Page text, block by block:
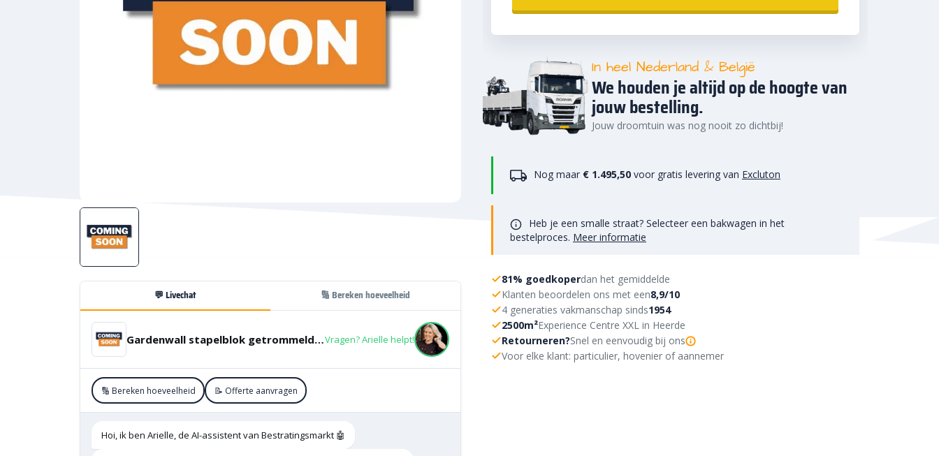
💬 Livechat 🔢 Bereken hoeveelheid
Gardenwall stapelblok getrommeld 27/22x18x12 GrezzoVragen? Arielle helpt!
🔢 Bereken hoeveelheid 📝 Offerte aanvragen
Hoi, ik ben Arielle, de AI-assistent van Bestratingsmarkt 🤖
In heel Nederland & België
We houden je altijd op de hoogte van
jouw bestelling.
Jouw droomtuin was nog nooit zo dichtbij!
Nog maar € 1.495,50 voor gratis levering van Excluton
Heb je een smalle straat? Selecteer een bakwagen in het
bestelproces. Meer informatie
81% goedkoperdan het gemiddelde
Klanten beoordelen ons met een8,9/10
4 generaties vakmanschap sinds1954
2500m²Experience Centre XXL in Heerde
Retourneren?Snel en eenvoudig bij ons
Voor elke klant: particulier, hovenier of aannemer